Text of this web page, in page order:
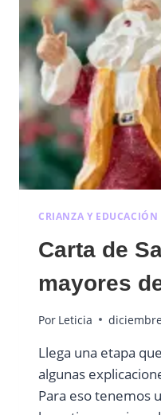
CRIANZA Y EDUCACIÓN
Carta de
mayores
Por Leticia
Llega una etapa
algunas
Para eso tenemos